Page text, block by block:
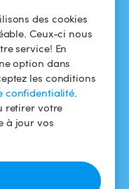
des cookies
Ceux-ci nous
service! En
option dans
les conditions
confidentialité.
retirer votre
à jour vos
confidentialité
Mentions légales
L'APP